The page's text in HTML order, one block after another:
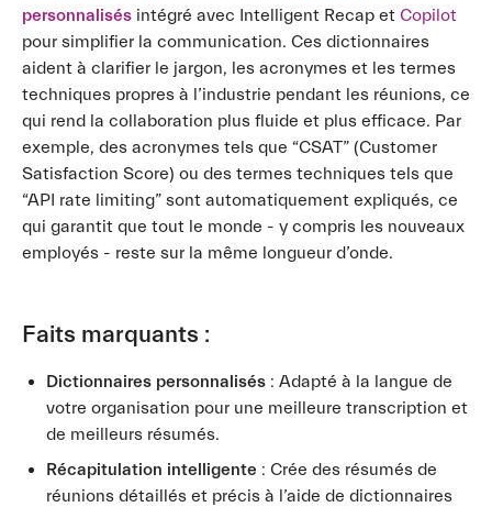
personnalisés intégré avec Intelligent Recap et Copilot
pour simplifier la communication. Ces dictionnaires
aident à clarifier le jargon, les acronymes et les termes
techniques propres à l’industrie pendant les réunions, ce
qui rend la collaboration plus fluide et plus efficace. Par
exemple, des acronymes tels que “CSAT” (Customer
Satisfaction Score) ou des termes techniques tels que
“API rate limiting” sont automatiquement expliqués, ce
qui garantit que tout le monde - y compris les nouveaux
employés - reste sur la même longueur d’onde.
Faits marquants :
Dictionnaires personnalisés : Adapté à la langue de
votre organisation pour une meilleure transcription et
de meilleurs résumés.
Récapitulation intelligente : Crée des résumés de
réunions détaillés et précis à l’aide de dictionnaires